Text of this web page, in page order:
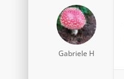
Gabriele H